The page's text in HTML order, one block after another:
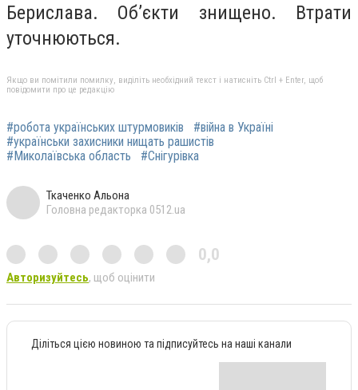
Берислава. Об’єкти знищено. Втрати
уточнюються.
Якщо ви помітили помилку, виділіть необхідний текст і натисніть Ctrl + Enter, щоб
повідомити про це редакцію
#робота українських штурмовиків
#війна в Україні
#українськи захисники нищать рашистів
#Миколаївська область
#Снігурівка
Ткаченко Альона
Головна редакторка 0512.ua
0,0
Авторизуйтесь, щоб оцінити
Діліться цією новиною та підписуйтесь на наші канали